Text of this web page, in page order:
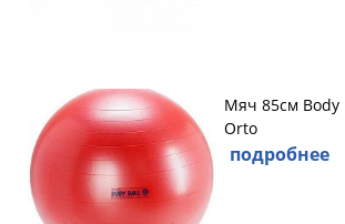
Мяч 85см Body
Orto
подробнее